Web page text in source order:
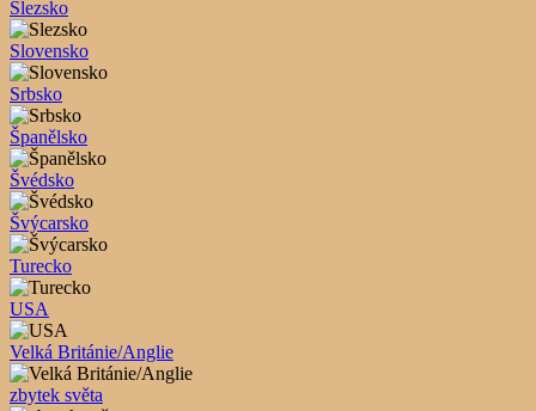
Slezsko
Slovensko
Srbsko
Španělsko
Švédsko
Švýcarsko
Turecko
USA
Velká Británie/Anglie
zbytek světa